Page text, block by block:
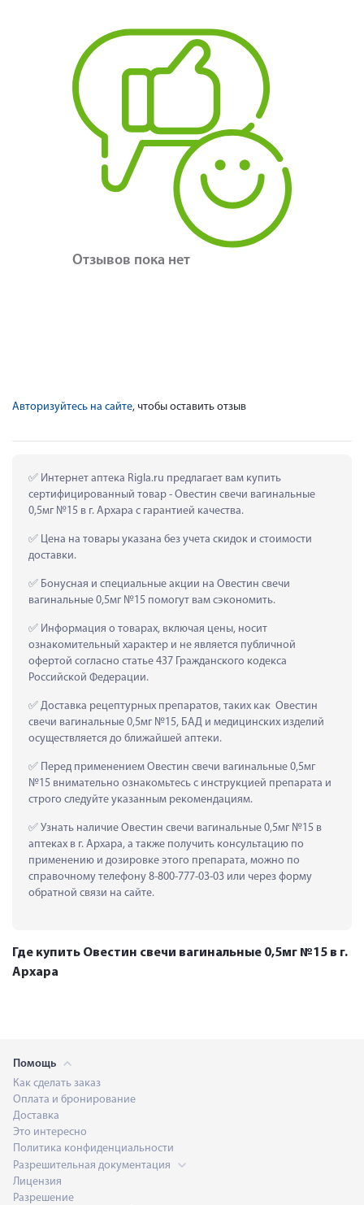
Отзывов пока нет
Авторизуйтесь на сайте, чтобы оставить отзыв
Интернет аптека Rigla.ru предлагает вам купить
сертифицированный товар - Овестин свечи вагинальные
0,5мг №15 в г. Архара с гарантией качества.
Цена на товары указана без учета скидок и стоимости
доставки.
Бонусная и специальные акции на Овестин свечи
вагинальные 0,5мг №15 помогут вам сэкономить.
Информация о товарах, включая цены, носит
ознакомительный характер и не является публичной
офертой согласно статье 437 Гражданского кодекса
Российской Федерации.
Доставка рецептурных препаратов, таких как  Овестин
свечи вагинальные 0,5мг №15, БАД и медицинских изделий
осуществляется до ближайшей аптеки.
Перед применением Овестин свечи вагинальные 0,5мг
№15 внимательно ознакомьтесь с инструкцией препарата и
строго следуйте указанным рекомендациям.
Узнать наличие Овестин свечи вагинальные 0,5мг №15 в
аптеках в г. Архара, а также получить консультацию по
применению и дозировке этого препарата, можно по
справочному телефону 8-800-777-03-03 или через форму
обратной связи на сайте.
Где купить Овестин свечи вагинальные 0,5мг №15 в г.
Архара
Помощь
Как сделать заказ
Оплата и бронирование
Доставка
Это интересно
Политика конфиденциальности
Разрешительная документация
Лицензия
Разрешение